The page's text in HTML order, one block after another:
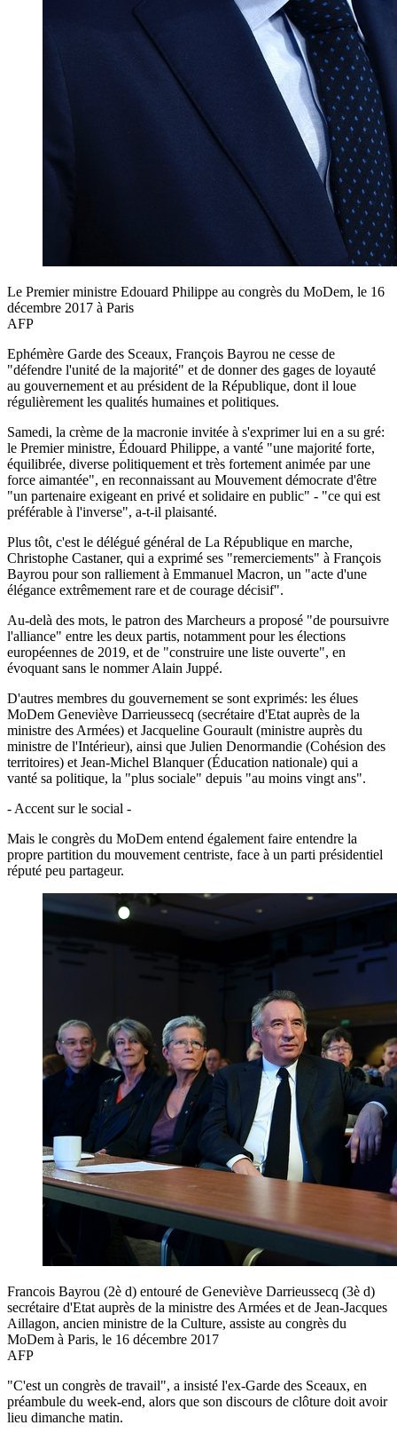
Le Premier ministre Edouard Philippe au congrès du MoDem, le 16
décembre 2017 à Paris
AFP
Ephémère Garde des Sceaux, François Bayrou ne cesse de
"défendre l'unité de la majorité" et de donner des gages de loyauté
au gouvernement et au président de la République, dont il loue
régulièrement les qualités humaines et politiques.
Samedi, la crème de la macronie invitée à s'exprimer lui en a su gré:
le Premier ministre, Édouard Philippe, a vanté "une majorité forte,
équilibrée, diverse politiquement et très fortement animée par une
force aimantée", en reconnaissant au Mouvement démocrate d'être
"un partenaire exigeant en privé et solidaire en public" - "ce qui est
préférable à l'inverse", a-t-il plaisanté.
Plus tôt, c'est le délégué général de La République en marche,
Christophe Castaner, qui a exprimé ses "remerciements" à François
Bayrou pour son ralliement à Emmanuel Macron, un "acte d'une
élégance extrêmement rare et de courage décisif".
Au-delà des mots, le patron des Marcheurs a proposé "de poursuivre
l'alliance" entre les deux partis, notamment pour les élections
européennes de 2019, et de "construire une liste ouverte", en
évoquant sans le nommer Alain Juppé.
D'autres membres du gouvernement se sont exprimés: les élues
MoDem Geneviève Darrieussecq (secrétaire d'Etat auprès de la
ministre des Armées) et Jacqueline Gourault (ministre auprès du
ministre de l'Intérieur), ainsi que Julien Denormandie (Cohésion des
territoires) et Jean-Michel Blanquer (Éducation nationale) qui a
vanté sa politique, la "plus sociale" depuis "au moins vingt ans".
- Accent sur le social -
Mais le congrès du MoDem entend également faire entendre la
propre partition du mouvement centriste, face à un parti présidentiel
réputé peu partageur.
Francois Bayrou (2è d) entouré de Geneviève Darrieussecq (3è d)
secrétaire d'Etat auprès de la ministre des Armées et de Jean-Jacques
Aillagon, ancien ministre de la Culture, assiste au congrès du
MoDem à Paris, le 16 décembre 2017
AFP
"C'est un congrès de travail", a insisté l'ex-Garde des Sceaux, en
préambule du week-end, alors que son discours de clôture doit avoir
lieu dimanche matin.